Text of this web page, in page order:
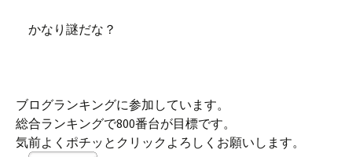
かなり謎だな？
ブログランキングに参加しています。
総合ランキングで800番台が目標です。
気前よくポチッとクリックよろしくお願いします。